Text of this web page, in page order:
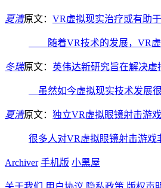
夏清原文： VR虚拟现实治疗或有助
随着VR技术的发展，VR虚
冬瑞原文： 英伟达新研究旨在解决
虽然如今虚拟现实技术发展
夏清原文： 独立VR虚拟眼镜射击游
很多人对VR虚拟眼镜射击游
Archiver 手机版 小黑屋